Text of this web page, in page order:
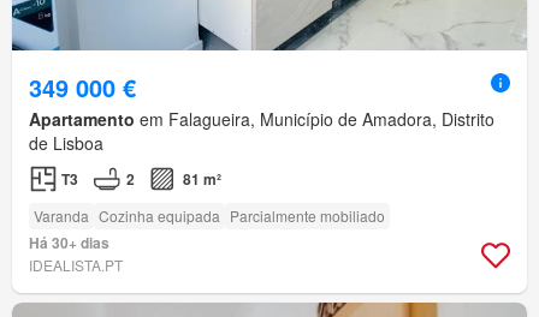
349 000 €
Apartamento em Falagueira, Município de Amadora, Distrito
de Lisboa
T3 2 81 m²
Varanda Cozinha equipada Parcialmente mobiliado
Há 30+ dias
IDEALISTA.PT